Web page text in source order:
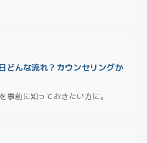
どんな流れ？カウンセリングか
事前に知っておきたい方に。